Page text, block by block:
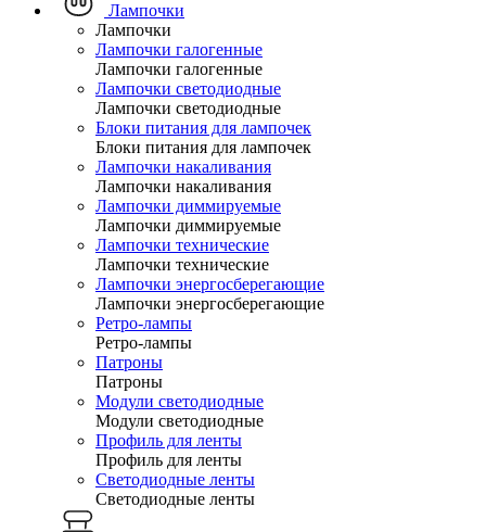
Лампочки
Лампочки
Лампочки галогенные
Лампочки галогенные
Лампочки светодиодные
Лампочки светодиодные
Блоки питания для лампочек
Блоки питания для лампочек
Лампочки накаливания
Лампочки накаливания
Лампочки диммируемые
Лампочки диммируемые
Лампочки технические
Лампочки технические
Лампочки энергосберегающие
Лампочки энергосберегающие
Ретро-лампы
Ретро-лампы
Патроны
Патроны
Модули светодиодные
Модули светодиодные
Профиль для ленты
Профиль для ленты
Светодиодные ленты
Светодиодные ленты